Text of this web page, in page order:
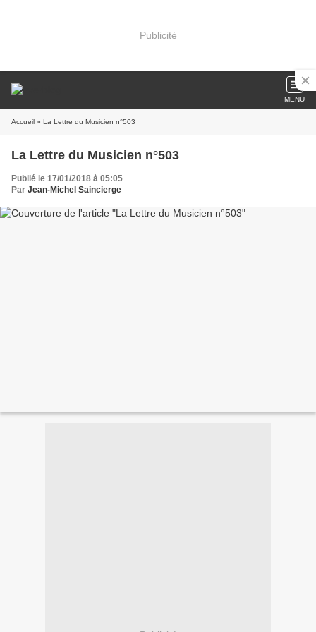
Publicité
MENU
Accueil » La Lettre du Musicien n°503
La Lettre du Musicien n°503
Publié le 17/01/2018 à 05:05
Par Jean-Michel Saincierge